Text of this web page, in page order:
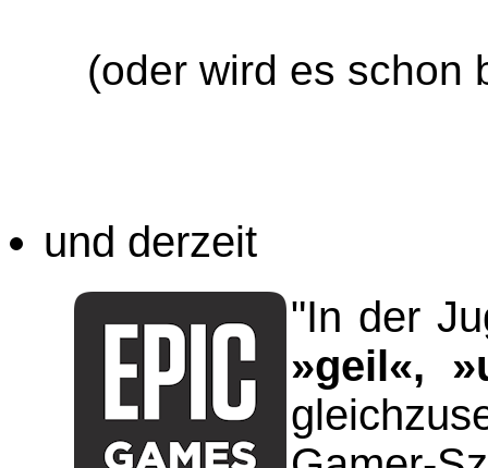
(oder wird es schon
und derzeit
"In der
»geil«, »